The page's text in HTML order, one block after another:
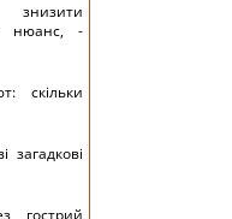
нюанс, -
скільки
загадкові
гострий